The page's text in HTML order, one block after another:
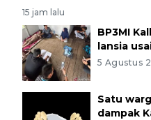
15 jam lalu
BP3MI
lansia
5 Agustus
Satu
dampak